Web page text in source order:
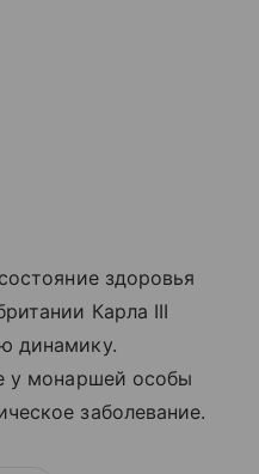
здоровья
Карла III
динамику.
у монаршей особы
заболевание.